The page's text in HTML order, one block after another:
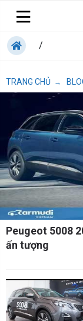
/
TRANG CHỦ →
Peugeot 5008
ấn tượng